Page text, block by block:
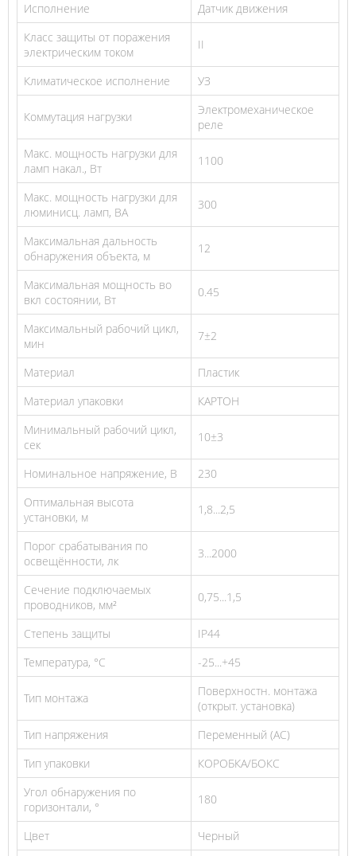
Исполнение
Датчик движения
Класс защиты от поражения
электрическим током
II
Климатическое исполнение УЗ
Коммутация нагрузки
Электромеханическое
реле
Макс. мощность нагрузки для
ламп накал., Вт
1100
Макс. мощность нагрузки для
люминисц. ламп, ВА
300
Максимальная дальность
обнаружения объекта, м
12
Максимальная мощность во
вкл состоянии, Вт
0.45
Максимальный рабочий цикл,
мин
7±2
Материал
Пластик
Материал упаковки
КАРТОН
Минимальный рабочий цикл,
сек
10±3
Номинальное напряжение, В
230
Оптимальная высота
установки, м
1,8...2,5
Порог срабатывания по
освещённости, лк
3...2000
Сечение подключаемых
проводников, мм²
0,75...1,5
Степень защиты
IP44
Температура, °C
-25...+45
Тип монтажа
Поверхностн. монтажа
(открыт. установка)
Тип напряжения
Переменный (AC)
Тип упаковки
КОРОБКА/БОКС
Угол обнаружения по
горизонтали, °
180
Цвет
Черный